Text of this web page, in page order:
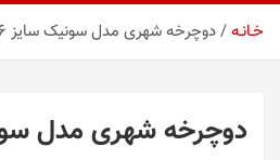
خـانـه دوچرخه شهری مدل سونیک سایز 16
دوچرخه شهری مدل